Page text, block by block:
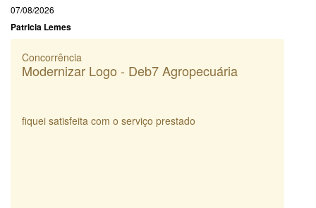
07/08/2026
Patricia Lemes
Concorrência
Modernizar Logo - Deb7 Agropecuária
fiquei satisfeita com o serviço prestado